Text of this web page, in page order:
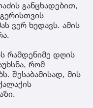
განცხადებით,
ვერ ხედავს. ამის
რამდენიმე დღის
რომ
შესაბამისად, მის